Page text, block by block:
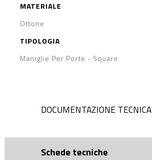
MATERIALE
Ottone
TIPOLOGIA
Maniglie Per Porte - Square
DOCUMENTAZIONE TECNICA
Schede tecniche